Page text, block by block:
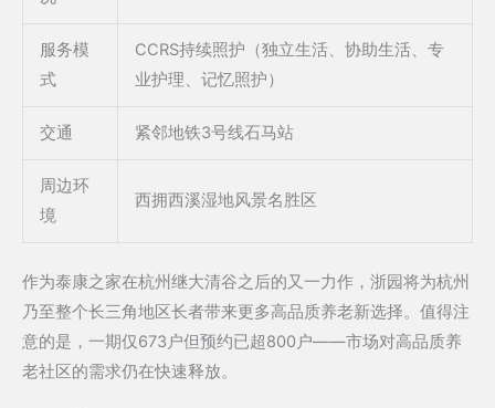
服务模
式
CCRS持续照护（独立生活、协助生活、专
业护理、记忆照护）
交通 紧邻地铁3号线石马站
周边环
境
西拥西溪湿地风景名胜区
作为泰康之家在杭州继大清谷之后的又一力作，浙园将为杭州
乃至整个长三角地区长者带来更多高品质养老新选择。值得注
意的是，一期仅673户但预约已超800户——市场对高品质养
老社区的需求仍在快速释放。